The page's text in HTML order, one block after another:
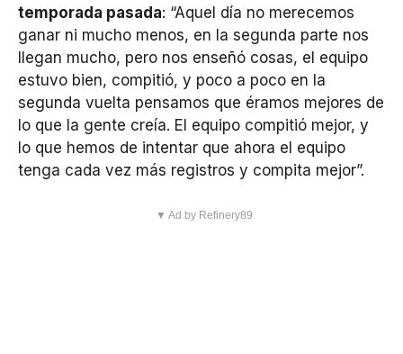
temporada pasada: “Aquel día no merecemos
ganar ni mucho menos, en la segunda parte nos
llegan mucho, pero nos enseñó cosas, el equipo
estuvo bien, compitió, y poco a poco en la
segunda vuelta pensamos que éramos mejores de
lo que la gente creía. El equipo compitió mejor, y
lo que hemos de intentar que ahora el equipo
tenga cada vez más registros y compita mejor”.
▼ Ad by Refinery89